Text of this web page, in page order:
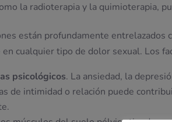
la radioterapia y la quimioterapia,
están profundamente entrelazados
cualquier tipo de dolor sexual. Los
psicológicos. La ansiedad, la
de intimidad o relación puede